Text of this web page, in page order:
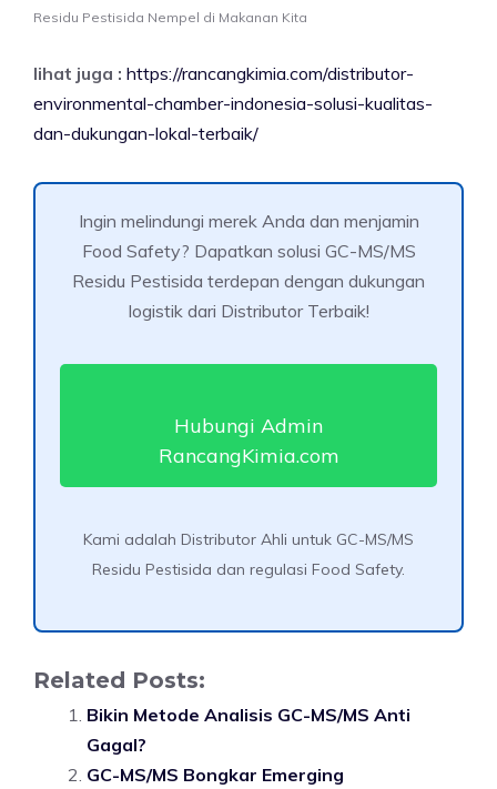
Residu Pestisida Nempel di Makanan Kita
lihat juga : https://rancangkimia.com/distributor-
environmental-chamber-indonesia-solusi-kualitas-
dan-dukungan-lokal-terbaik/
Ingin melindungi merek Anda dan menjamin
Food Safety? Dapatkan solusi GC-MS/MS
Residu Pestisida terdepan dengan dukungan
logistik dari Distributor Terbaik!
Hubungi Admin
RancangKimia.com
Kami adalah Distributor Ahli untuk GC-MS/MS
Residu Pestisida dan regulasi Food Safety.
Related Posts:
Bikin Metode Analisis GC-MS/MS Anti
Gagal?
GC-MS/MS Bongkar Emerging